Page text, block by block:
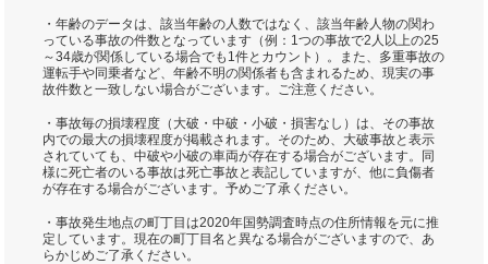
・年齢のデータは、該当年齢の人数ではなく、該当年齢人物の関わ
っている事故の件数となっています（例：1つの事故で2人以上の25
～34歳が関係している場合でも1件とカウント）。また、多重事故の
運転手や同乗者など、年齢不明の関係者も含まれるため、現実の事
故件数と一致しない場合がございます。ご注意ください。
・事故毎の損壊程度（大破・中破・小破・損害なし）は、その事故
内での最大の損壊程度が掲載されます。そのため、大破事故と表示
されていても、中破や小破の車両が存在する場合がございます。同
様に死亡者のいる事故は死亡事故と表記していますが、他に負傷者
が存在する場合がございます。予めご了承ください。
・事故発生地点の町丁目は2020年国勢調査時点の住所情報を元に推
定しています。現在の町丁目名と異なる場合がございますので、あ
らかじめご了承ください。